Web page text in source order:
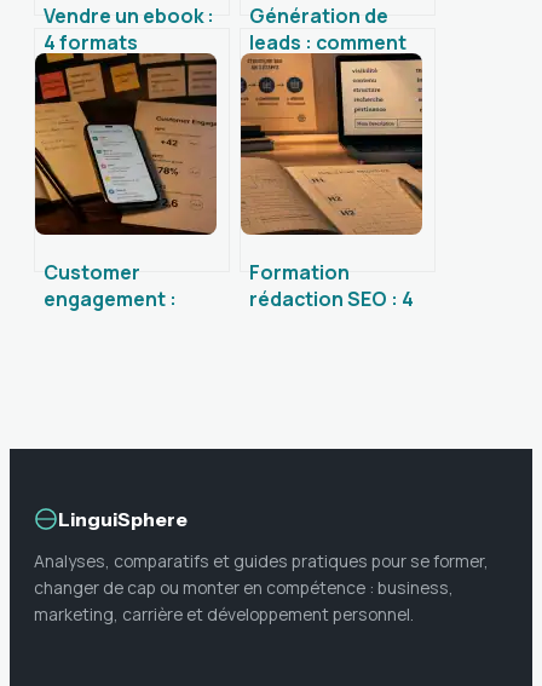
Vendre un ebook :
4 formats
techniques et 3
plateformes pour
automatiser vos
revenus
Génération de
leads : comment
capter 5 fois plus
de prospects avec
le formulaire
interactif
Customer
engagement :
Formation
rédaction SEO : 4
LinguiSphere
Analyses, comparatifs et guides pratiques pour se former,
changer de cap ou monter en compétence : business,
marketing, carrière et développement personnel.